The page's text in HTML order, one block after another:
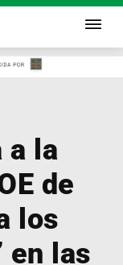
a la
de
los
en las